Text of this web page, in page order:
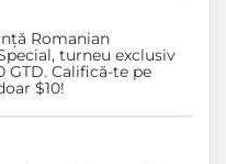
Romanian
turneu exclusiv
GTD. Califică-te pe
$10!